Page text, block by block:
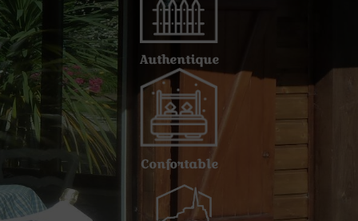
Authentique
Confortable